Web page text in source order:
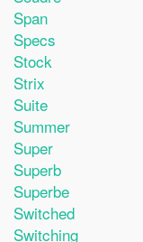
Span
Specs
Stock
Strix
Suite
Summer
Super
Superb
Superbe
Switched
Switching